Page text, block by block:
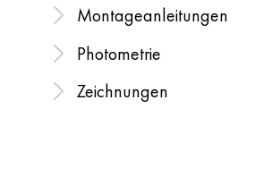
Montageanleitungen
Photometrie
Zeichnungen